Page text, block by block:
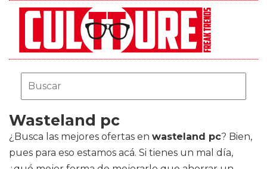
Wasteland pc
¿Busca las mejores ofertas en wasteland pc? Bien,
pues para eso estamos acá. Si tienes un mal día,